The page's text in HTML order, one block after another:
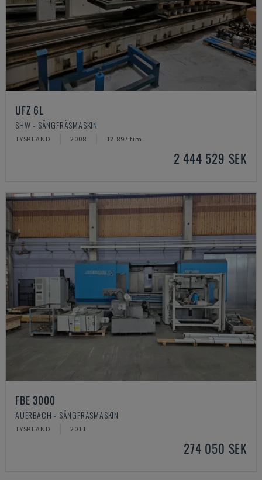
UFZ 6L
SHW - SÄNGFRÄSMASKIN
TYSKLAND 2008 12.897 tim.
2 444 529 SEK
FBE 3000
AUERBACH - SÄNGFRÄSMASKIN
TYSKLAND 2011
274 050 SEK